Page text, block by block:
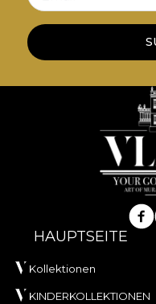
HAUPTSEITE
Kollektionen
KINDERKOLLEKTIONEN